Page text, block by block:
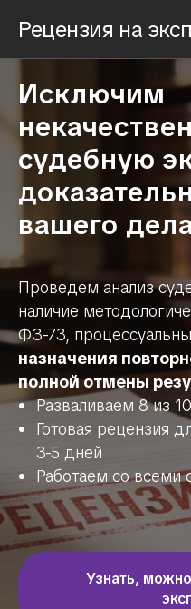
Рецензия на
Исключим
судебную
вашего
Проведем анализ
наличие
ФЗ-73,
назначения
полной отмены
Разваливаем 8 из
Готовая рецензия
3-5 дней
Работаем со всеми
Узнать,